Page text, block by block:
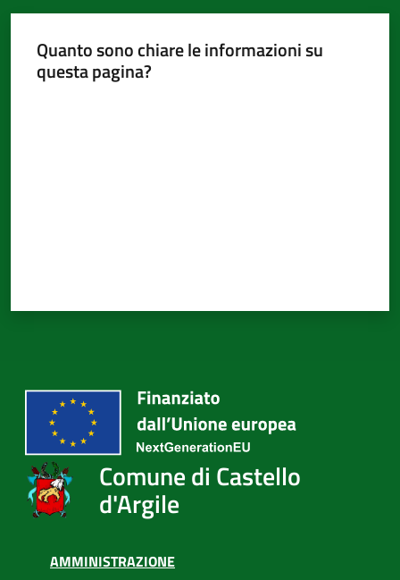
Amministrazione
Trasparente
Quanto sono chiare le informazioni su
questa pagina?
Comune di Castello
d'Argile
AMMINISTRAZIONE